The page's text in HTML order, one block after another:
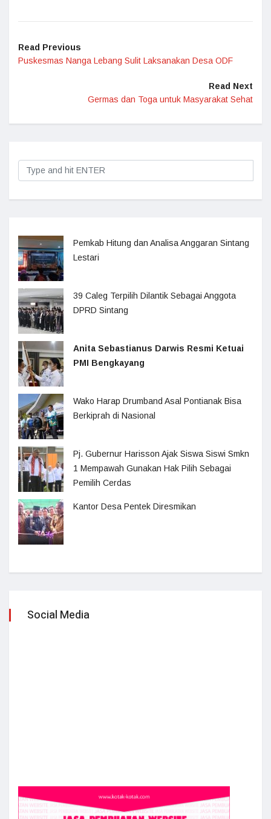
Read Previous
Puskesmas Nanga Lebang Sulit Laksanakan Desa ODF
Read Next
Germas dan Toga untuk Masyarakat Sehat
Pemkab Hitung dan Analisa Anggaran Sintang
Lestari
39 Caleg Terpilih Dilantik Sebagai Anggota
DPRD Sintang
Anita Sebastianus Darwis Resmi Ketuai
PMI Bengkayang
Wako Harap Drumband Asal Pontianak Bisa
Berkiprah di Nasional
Pj. Gubernur Harisson Ajak Siswa Siswi Smkn
1 Mempawah Gunakan Hak Pilih Sebagai
Pemilih Cerdas
Kantor Desa Pentek Diresmikan
Social Media